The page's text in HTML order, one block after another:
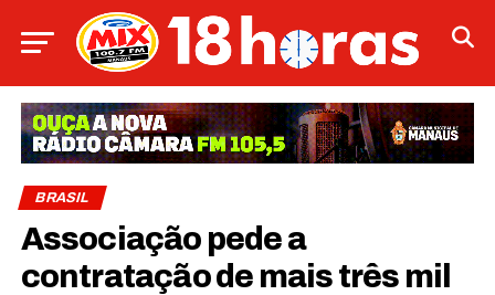
BRASIL
Associação pede a
contratação de mais três mil